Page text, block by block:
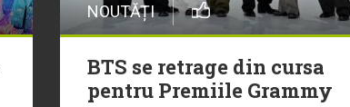
NOUTĂȚI
BTS se retrage din cursa
pentru Premiile Grammy